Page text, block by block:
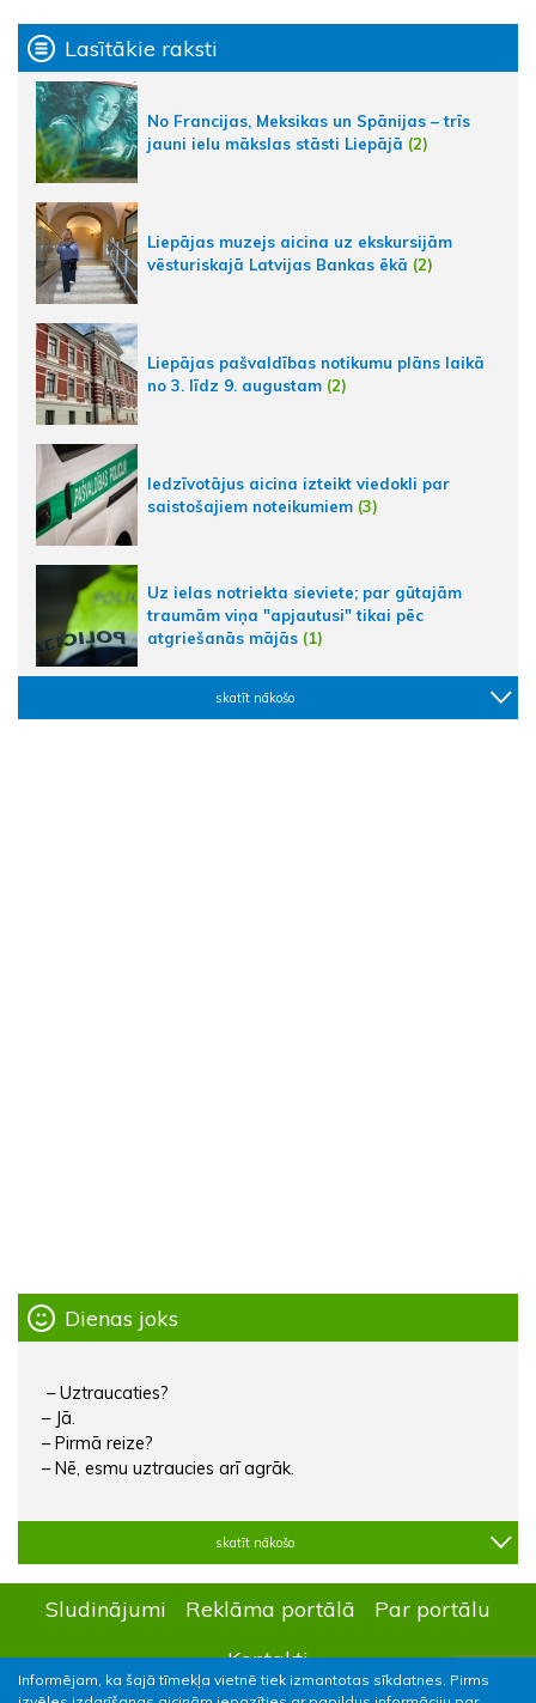
Informējam, ka šajā tīmekļa vietnē tiek izmantotas sīkdatnes. Pirms
Lasītākie raksti
No Francijas, Meksikas un Spānijas – trīs
jauni ielu mākslas stāsti Liepājā (2)
Liepājas muzejs aicina uz ekskursijām
vēsturiskajā Latvijas Bankas ēkā (2)
Liepājas pašvaldības notikumu plāns laikā
no 3. līdz 9. augustam (2)
Iedzīvotājus aicina izteikt viedokli par
saistošajiem noteikumiem (3)
Uz ielas notriekta sieviete; par gūtajām
traumām viņa "apjautusi" tikai pēc
atgriešanās mājās (1)
skatīt nākošo
Dienas joks
– Uztraucaties?
– Jā.
– Pirmā reize?
– Nē, esmu uztraucies arī agrāk.
skatīt nākošo
Sludinājumi Reklāma portālā
Par portālu
Kontakti